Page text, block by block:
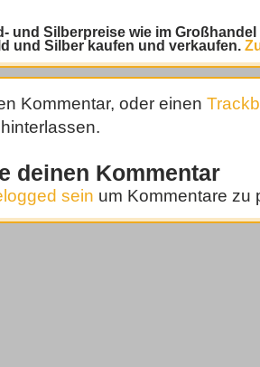
und Silberpreise wie im
und Silber kaufen und verkaufen.
Kommentar, oder einen
deinen Kommentar
sein um Kommentare zu